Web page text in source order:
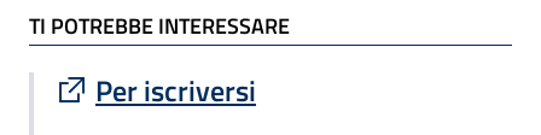
TI POTREBBE INTERESSARE
Per iscriversi
Sito esterno : apre una nuova finestra